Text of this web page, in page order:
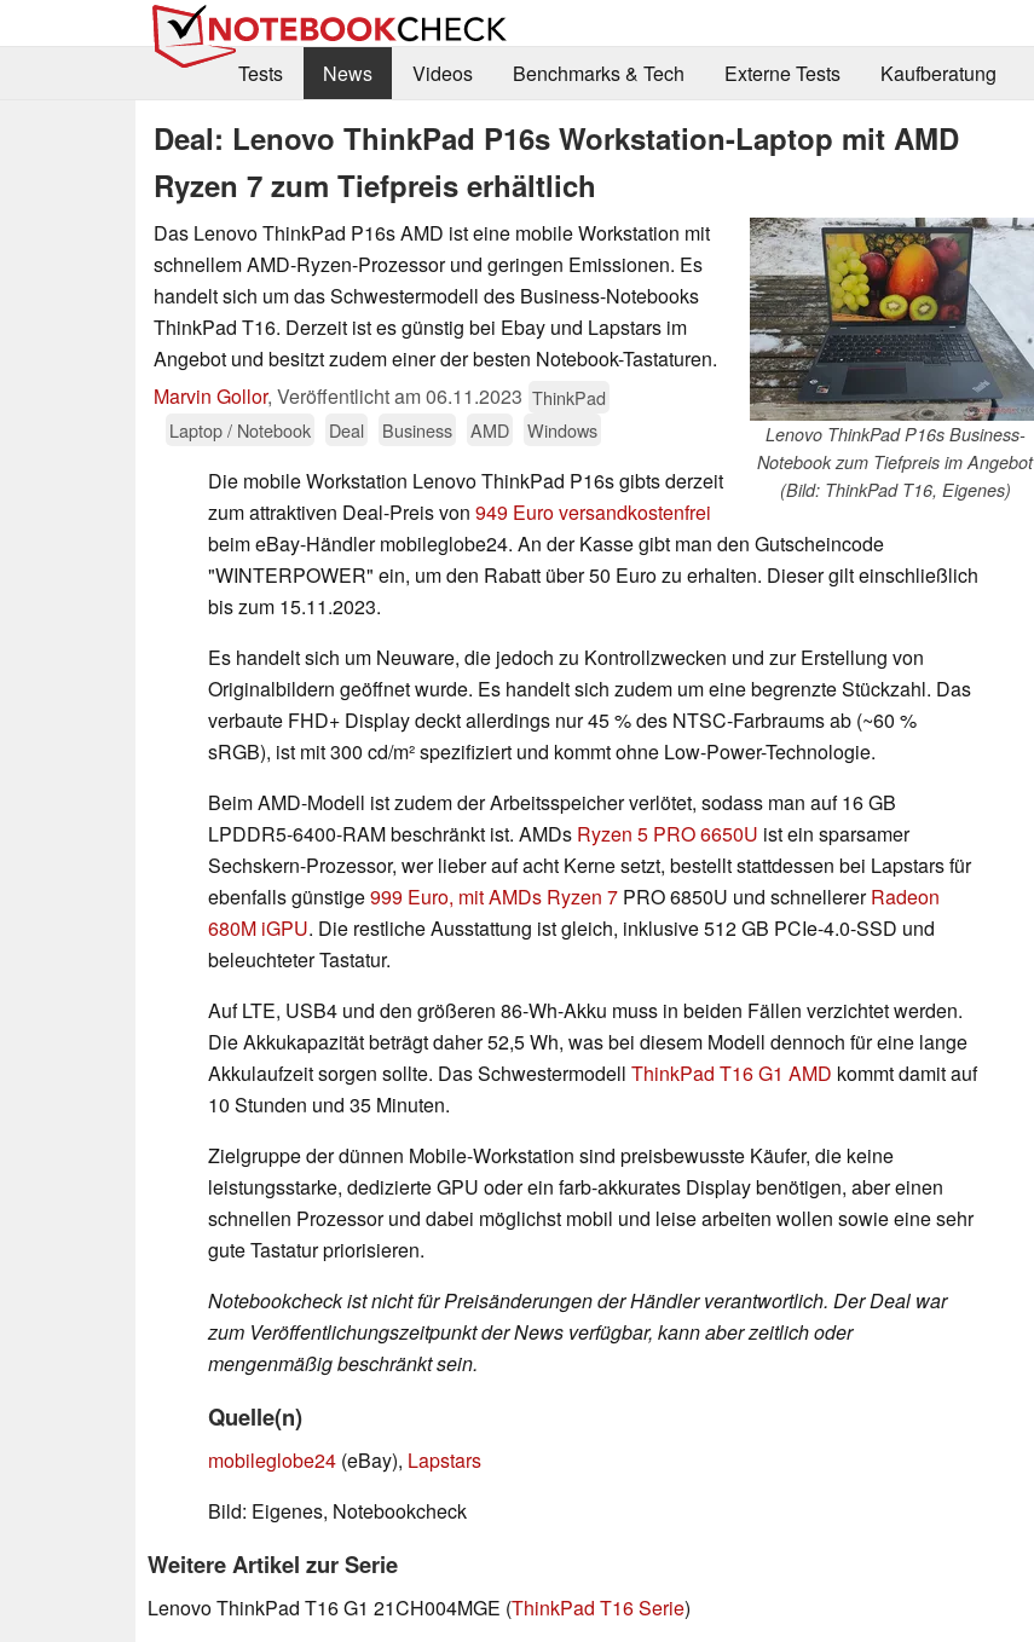
Tests
News Videos Benchmarks & Tech Externe Tests Kaufberatung
Deal: Lenovo ThinkPad P16s Workstation-Laptop mit AMD
Ryzen 7 zum Tiefpreis erhältlich
Lenovo ThinkPad P16s Business-
Notebook zum Tiefpreis im Angebot
(Bild: ThinkPad T16, Eigenes)
Das Lenovo ThinkPad P16s AMD ist eine mobile Workstation mit
schnellem AMD-Ryzen-Prozessor und geringen Emissionen. Es
handelt sich um das Schwestermodell des Business-Notebooks
ThinkPad T16. Derzeit ist es günstig bei Ebay und Lapstars im
Angebot und besitzt zudem einer der besten Notebook-Tastaturen.
Marvin Gollor, Veröffentlicht am06.11.2023 ThinkPad
Laptop / Notebook
Deal Business AMD Windows
Die mobile Workstation Lenovo ThinkPad P16s gibts derzeit
zum attraktiven Deal-Preis von 949 Euro versandkostenfrei
beim eBay-Händler mobileglobe24. An der Kasse gibt man den Gutscheincode
"WINTERPOWER" ein, um den Rabatt über 50 Euro zu erhalten. Dieser gilt einschließlich
bis zum 15.11.2023.
Es handelt sich um Neuware, die jedoch zu Kontrollzwecken und zur Erstellung von
Originalbildern geöffnet wurde. Es handelt sich zudem um eine begrenzte Stückzahl. Das
verbaute FHD+ Display deckt allerdings nur 45 % des NTSC-Farbraums ab (~60 %
sRGB), ist mit 300 cd/m² spezifiziert und kommt ohne Low-Power-Technologie.
Beim AMD-Modell ist zudem der Arbeitsspeicher verlötet, sodass man auf 16 GB
LPDDR5-6400-RAM beschränkt ist. AMDs Ryzen 5 PRO 6650U ist ein sparsamer
Sechskern-Prozessor, wer lieber auf acht Kerne setzt, bestellt stattdessen bei Lapstars für
ebenfalls günstige999 Euro, mit AMDs Ryzen 7 PRO 6850U und schnellererRadeon
680M iGPU. Die restliche Ausstattung ist gleich, inklusive 512 GB PCIe-4.0-SSD und
beleuchteter Tastatur.
Auf LTE, USB4 und den größeren 86-Wh-Akku muss in beiden Fällen verzichtet werden.
Die Akkukapazität beträgt daher 52,5 Wh, was bei diesem Modell dennoch für eine lange
Akkulaufzeit sorgen sollte. Das Schwestermodell ThinkPad T16 G1 AMD kommt damit auf
10 Stunden und 35 Minuten.
Zielgruppe der dünnen Mobile-Workstation sind preisbewusste Käufer, die keine
leistungsstarke, dedizierte GPU oder ein farb-akkurates Display benötigen, aber einen
schnellen Prozessor und dabei möglichst mobil und leise arbeiten wollen sowie eine sehr
gute Tastatur priorisieren.
Notebookcheck ist nicht für Preisänderungen der Händler verantwortlich. Der Deal war
zum Veröffentlichungszeitpunkt der News verfügbar, kann aber zeitlich oder
mengenmäßig beschränkt sein.
Quelle(n)
mobileglobe24 (eBay), Lapstars
Bild: Eigenes, Notebookcheck
Weitere Artikel zur Serie
Lenovo ThinkPad T16 G1 21CH004MGE (ThinkPad T16 Serie)